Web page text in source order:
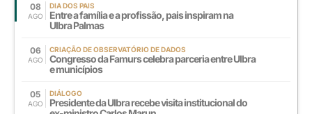
08
AGO
DIA DOS PAIS
Entre a família e a profissão, pais inspiram na
Ulbra Palmas
06
AGO
CRIAÇÃO DE OBSERVATÓRIO DE DADOS
Congresso da Famurs celebra parceria entre Ulbra
e municípios
05
AGO
DIÁLOGO
Presidente da Ulbra recebe visita institucional do